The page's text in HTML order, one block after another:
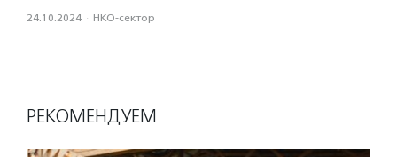
24.10.2024 · НКО-сектор
РЕКОМЕНДУЕМ